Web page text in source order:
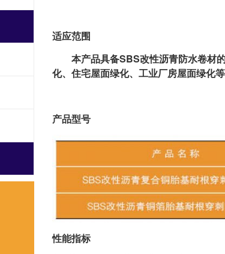
适应范围
本产品具备SBS改性沥青防水卷材的
化、住宅屋面绿化、工业厂房屋面绿化等
产品型号
性能指标